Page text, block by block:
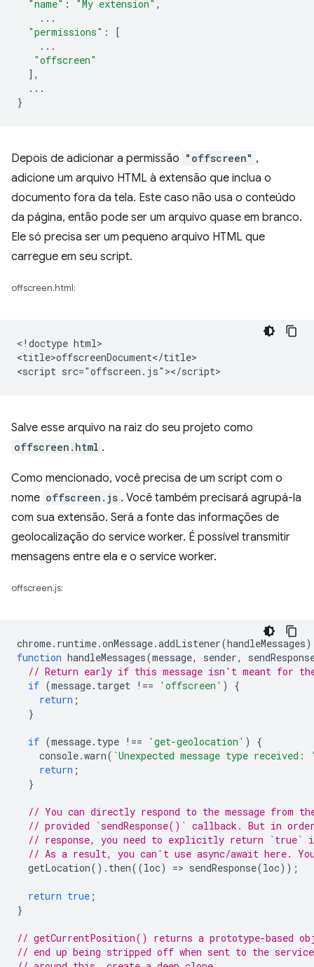
"name" : "My extension" ,
...
"permissions" :
[
...
"offscreen"
],
...
}
Depois de adicionar a permissão "offscreen" ,
adicione um arquivo HTML à extensão que inclua o
documento fora da tela. Este caso não usa o conteúdo
da página, então pode ser um arquivo quase em branco.
Ele só precisa ser um pequeno arquivo HTML que
carregue em seu script.
offscreen.html:
<!doctype html>
<title>offscreenDocument</title>
Salve esse arquivo na raiz do seu projeto como
offscreen.html .
Como mencionado, você precisa de um script com o
nome offscreen.js . Você também precisará agrupá-la
com sua extensão. Será a fonte das informações de
geolocalização do service worker. É possível transmitir
mensagens entre ela e o service worker.
offscreen.js:
chrome. runtime.onMessage.addListener(handleMessages
function handleMessages(message, sender,
// Return early if this message isn't meant for the
if (message. target !== 'offscreen' )
{
return ;
}
if (message. type !== 'get-geolocation' )
{
console.warn( `Unexpected message type received:
return ;
}
// You can directly respond to the message from
// provided `sendResponse()` callback. But in
// response, you need to explicitly return `true` in
// As a result, you can't use async/await here.
getLocation(). then((loc) => sendResponse(loc));
return true ;
}
// getCurrentPosition() returns a prototype-based
// end up being stripped off when sent to the